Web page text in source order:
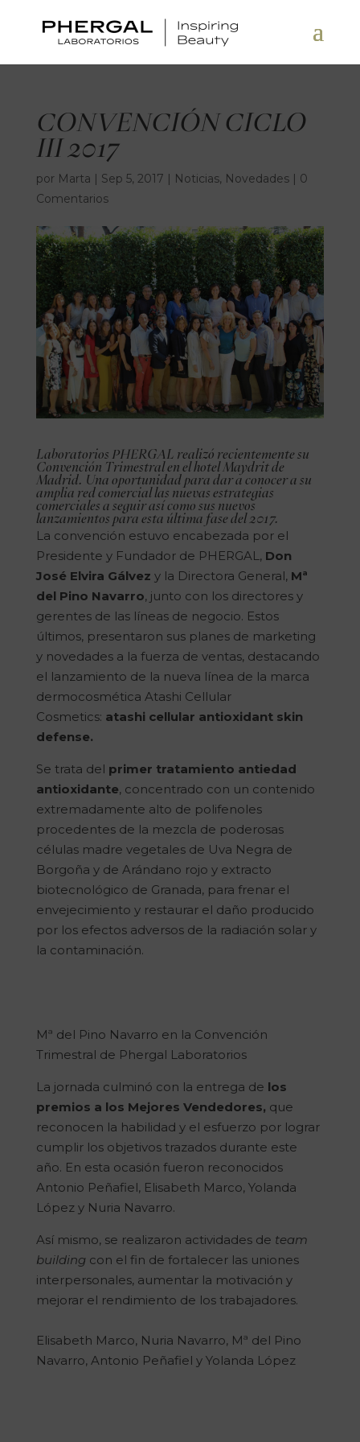
CONVENCIÓN CICLO
III 2017
por Marta | Sep 5, 2017 | Noticias, Novedades| 0
Comentarios
Laboratorios PHERGAL realizó recientemente su
Convención Trimestral en elhotel Maydritde
Madrid. Una oportunidad para dar a conocer a su
amplia red comercial las nuevas estrategias
comerciales a seguir así como sus nuevos
lanzamientos para esta última fase del 2017.
La convención estuvo encabezada por el
Presidente y Fundador de PHERGAL, Don
José Elvira Gálvez y la Directora General, Mª
del Pino Navarro, junto con los directores y
gerentes de las líneas de negocio. Estos
últimos, presentaron sus planes de marketing
y novedades a la fuerza de ventas, destacando
el lanzamiento de la nueva línea de la marca
dermocosmética Atashi Cellular
Cosmetics: atashi cellular antioxidant skin
defense.
Se trata del primer tratamiento antiedad
antioxidante, concentrado con un contenido
extremadamente alto de polifenoles
procedentes de la mezcla de poderosas
células madre vegetales de Uva Negra de
Borgoña y de Arándano rojo y extracto
biotecnológico de Granada, para frenar el
envejecimiento y restaurar el daño producido
por los efectos adversos de la radiación solar y
la contaminación.
Mª del Pino Navarro en la Convención
Trimestral de Phergal Laboratorios
La jornada culminó con la entrega de los
premios a los Mejores Vendedores, que
reconocen la habilidad y el esfuerzo por lograr
cumplir los objetivos trazados durante este
año. En esta ocasión fueron reconocidos
Antonio Peñafiel, Elisabeth Marco, Yolanda
López y Nuria Navarro.
Así mismo, se realizaron actividades de team
buildingcon el fin de fortalecer las uniones
interpersonales, aumentar la motivación y
mejorar el rendimiento de los trabajadores.
Elisabeth Marco, Nuria Navarro, Mª del Pino
Navarro, Antonio Peñafiel y Yolanda López